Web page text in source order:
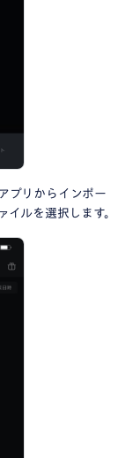
プリからインポー
イルを選択します。